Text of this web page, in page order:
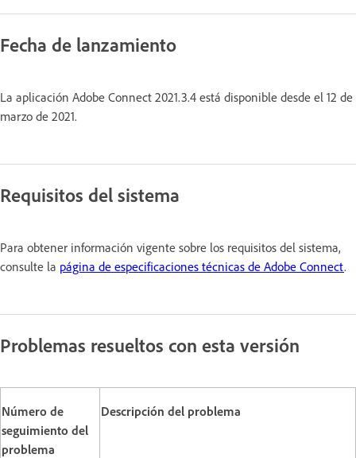
Fecha de lanzamiento
La aplicación Adobe Connect 2021.3.4 está disponible desde el 12 de
marzo de 2021.
Requisitos del sistema
Para obtener información vigente sobre los requisitos del sistema,
consulte la página de especificaciones técnicas de Adobe Connect.
Problemas resueltos con esta versión
Número de
seguimiento del
problema
Descripción del problema